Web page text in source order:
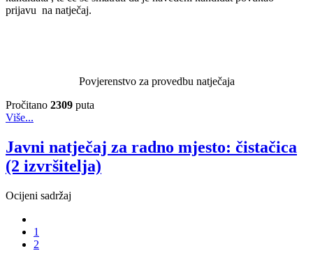
prijavu na natječaj.
Povjerenstvo za provedbu natječaja
Pročitano 2309 puta
Više...
Javni natječaj za radno mjesto: čistačica
(2 izvršitelja)
Ocijeni sadržaj
1
2